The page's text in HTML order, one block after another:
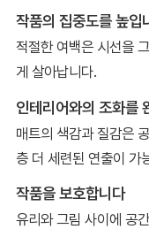
작품의 집중도를 높입
적절한 여백은 시선을
게 살아납니다.
인테리어와의 조화를
매트의 색감과 질감은
층 더 세련된 연출이 가
작품을 보호합니다
유리와 그림 사이에 공